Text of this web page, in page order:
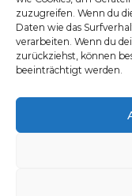
zuzugreifen. Wenn du
Daten wie das
verarbeiten. Wenn du
zurückziehst, können
beeinträchtigt werden.
VESTE DE